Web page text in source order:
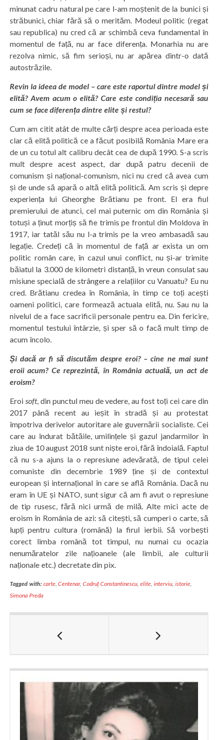
minunat cadru natural pe care l-am moștenit de la bunici și
străbunici, chiar fără să o merităm. Modeul politic (regat
sau republica) nu cred că ar schimbă ceva fundamental în
momentul de față, nu ar face diferența. Monarhia nu are
rezolva nimic, să fim serioși, nu ar apărea dintr-o dată
autostrăzile.
Revin la ideea de model – care este raportul dintre model și
elită? Avem acum o elită? Care este condiția necesară sau
cum se face diferența dintre elite și restul?
Cum am citit atât de multe cărți despre acea perioada este
clar că elită politică ce a făcut posibilă România Mare era
de un cu totul alt calibru decât cea de după 1990. S-a scris
mult despre acest aspect, dar după patru decenii de
comunism și național-comunism, nici nu cred că avea cum
și de unde să apară o altă elită politică. Am scris și depre
experiența lui Gheorghe Brătianu pe front. El era fiul
premierului de atunci, cel mai puternic om din România și
totuși a ținut morțiș să fie trimis pe frontul din Moldova în
1917, iar tatăl său nu l-a trimis pe la vreo ambasadă sau
legație. Credeți că în momentul de față ar exista un om
politic român care, în cazul unui conflict, nu și-ar trimite
băiatul la 3.000 de kilometri distanță, în vreun consulat sau
misiune specială de strângere a relațiilor cu Vanuatu? Eu nu
cred. Brătianu credea în România, în timp ce toți acești
oameni politici, care formează actuala elită, nu. Sau nu la
nivelul de a face sacrificii personale pentru ea. Din fericire,
momentul testului întârzie, și sper să o facă mult timp de
acum încolo.
Și dacă ar fi să discutăm despre eroi? – cine ne mai sunt
eroii acum? Ce reprezintă, în România actuală, un act de
eroism?
Eroi soft, din punctul meu de vedere, au fost toți cei care din
2017 până recent au ieșit în stradă și au protestat
împotriva derivelor autoritare ale guvernării socialiste. Cei
care au îndurat bătăile, umilințele și gazul jandarmilor în
ziua de 10 august 2018 sunt niște eroi, fără îndoială. Faptul
că nu s-a ajuns la o represiune adevărată, de tipul celei
comuniste din decembrie 1989 ține și de contextul
european și internațional în care se află România. Dacă nu
eram în UE și NATO, sunt sigur că am fi avut o represiune
de tip rusesc, fără nici urmă de milă. Alte mici acte de
eroism în România de azi: să citești, să cumperi o carte, să
lupți pentru cultura (română) la firul ierbii. Să vorbești
corect limba română tot timpul, nu numai cu ocazia
nenumăratelor zile națioanele (ale limbii, ale culturii
naționale etc.) decretate din pix.
Tagged with: carte,Centenar,Codruț Constantinescu, elite, interviu, istorie,
Simona Preda